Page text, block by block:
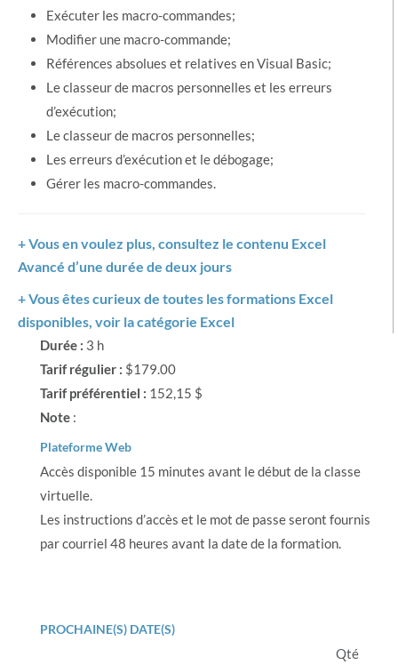
Exécuter les macro-commandes;
Modifier une macro-commande;
Références absolues et relatives en Visual Basic;
Le classeur de macros personnelles et les erreurs
d’exécution;
Le classeur de macros personnelles;
Les erreurs d’exécution et le débogage;
Gérer les macro-commandes.
+ Vous en voulez plus, consultez le contenu Excel
Avancé d’une durée de deux jours
+ Vous êtes curieux de toutes les formations Excel
disponibles, voir la catégorie Excel
Durée : 3 h
Tarif régulier : $179.00
Tarif préférentiel : 152,15 $
Note :
Plateforme Web
Accès disponible 15 minutes avant le début de la classe
virtuelle.
Les instructions d’accès et le mot de passe seront fournis
par courriel 48 heures avant la date de la formation.
PROCHAINE(S) DATE(S)
Qté